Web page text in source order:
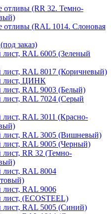
отливы (RR 32. Темно-
отливы (RAL 1014. Слоновая
заказ)
RAL 6005 (Зеленый
лист, RAL 8017 (Коричневый)
лист, ЦИНК
лист, RAL 9003 (Белый)
лист, RAL 7024 (Серый
RAL 3011 (Красно-
лист, RAL 3005 (Вишневый)
лист, RAL 9005 (Черный)
RR 32 (Темно-
RAL 8004
RAL 9006
(ECOSTEEL)
лист, RAL 5005 (Синий)